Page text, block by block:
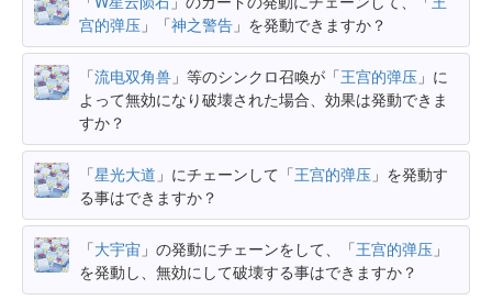
宫的弹压 」「神之警告 」を発動できますか？
「流电双角兽 」等のシンクロ召喚が「王宫的弹压 」に
よって無効になり破壊された場合、効果は発動できま
すか？
「星光大道 」にチェーンして「王宫的弹压 」を発動す
る事はできますか？
「大宇宙 」の発動にチェーンをして、「王宫的弹压 」
を発動し、無効にして破壊する事はできますか？